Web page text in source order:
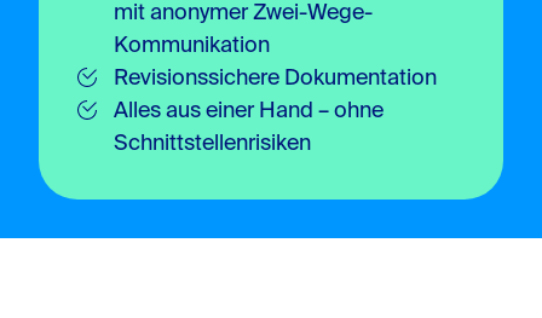
mit anonymer Zwei-Wege-
Kommunikation
Revisionssichere Dokumentation
Alles aus einer Hand – ohne
Schnittstellenrisiken